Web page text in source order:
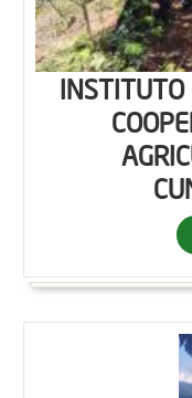
INSTITUTO